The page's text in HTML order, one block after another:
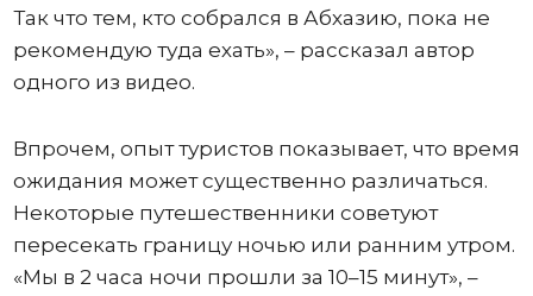
Так что тем, кто собрался в Абхазию, пока не
рекомендую туда ехать», – рассказал автор
одного из видео.
Впрочем, опыт туристов показывает, что время
ожидания может существенно различаться.
Некоторые путешественники советуют
пересекать границу ночью или ранним утром.
«Мы в 2 часа ночи прошли за 10–15 минут», –